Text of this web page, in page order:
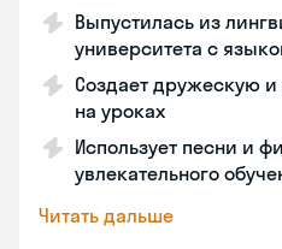
Выпустилась из
университета с
Создает дружескую
на уроках
Использует песни и
увлекательного
Читать дальше